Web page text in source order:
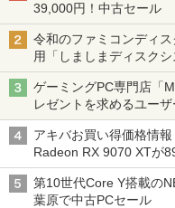
39,000円！中古セール
令和のファミコンディ
用「しましまディスクシ
ゲーミングPC専門店「
レゼントを求めるユー
アキバお買い得価格情
Radeon RX 9070 XTが
型モニターが9,801円、
第10世代Core Y搭載の
葉原で中古PCセール